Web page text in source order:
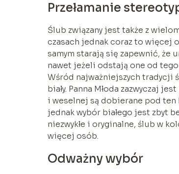
Przełamanie
Ślub związany jest także z
czasach jednak coraz to więcej
samym starają się zapewnić, że
nawet jeżeli odstają one od
Wśród najważniejszych
biały. Panna Młoda zazwyczaj
i weselnej są dobierane pod ten
jednak wybór białego jest zbyt
niezwykłe i oryginalne, ślub w
więcej osób.
Odważny wybór